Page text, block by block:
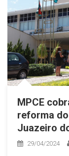
MPCE
reforma
Juazeiro
29/04/2024